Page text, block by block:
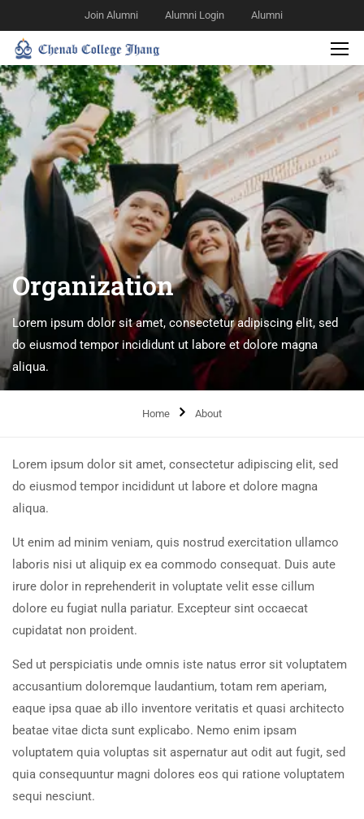
Join Alumni Alumni Login Alumni
Organization
Lorem ipsum dolor sit amet, consectetur adipiscing elit, sed
do eiusmod tempor incididunt ut labore et dolore magna
aliqua.
Home About
Lorem ipsum dolor sit amet, consectetur adipiscing elit, sed
do eiusmod tempor incididunt ut labore et dolore magna
aliqua.
Ut enim ad minim veniam, quis nostrud exercitation ullamco
laboris nisi ut aliquip ex ea commodo consequat. Duis aute
irure dolor in reprehenderit in voluptate velit esse cillum
dolore eu fugiat nulla pariatur. Excepteur sint occaecat
cupidatat non proident.
Sed ut perspiciatis unde omnis iste natus error sit voluptatem
accusantium doloremque laudantium, totam rem aperiam,
eaque ipsa quae ab illo inventore veritatis et quasi architecto
beatae vitae dicta sunt explicabo. Nemo enim ipsam
voluptatem quia voluptas sit aspernatur aut odit aut fugit, sed
quia consequuntur magni dolores eos qui ratione voluptatem
sequi nesciunt.